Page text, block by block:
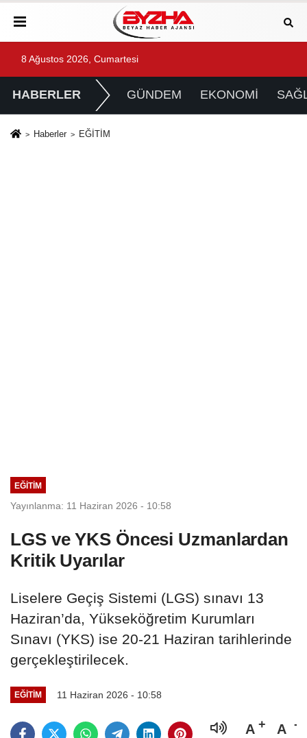
8 Ağustos 2026, Cumartesi
HABERLER GÜNDEM EKONOMİ
Haberler EĞİTİM
EĞİTİM
Yayınlanma: 11 Haziran 2026 - 10:58
LGS ve YKS Öncesi Uzmanlardan
Kritik Uyarılar
Liselere Geçiş Sistemi (LGS) sınavı 13
Haziran’da, Yükseköğretim Kurumları
Sınavı (YKS) ise 20-21 Haziran tarihlerinde
gerçekleştirilecek.
EĞİTİM 11 Haziran 2026 - 10:58
A A